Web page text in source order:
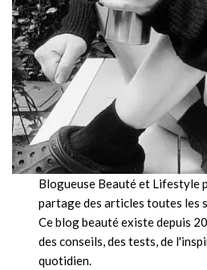
Blogueuse Beauté et Lifestyle
partage des articles toutes les
Ce blog beauté existe depuis
des conseils, des tests, de
quotidien.